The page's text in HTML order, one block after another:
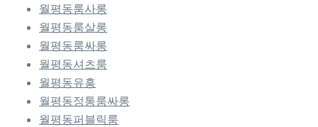
월평동룸사롱
월평동룸살롱
월평동룸싸롱
월평동셔츠룸
월평동유흥
월평동정통룸싸롱
월평동퍼블릭룸